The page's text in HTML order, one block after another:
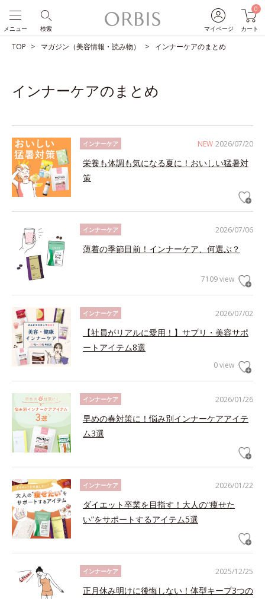
マイページ
0
カート
検索
メニュー
TOP マガジン（美容情報・読み物） インナーケアのまとめ
インナーケアのまとめ
NEW 2026/07/20
インナーケア
栄養も体調も気になる夏に！おいしい猛暑対
策
2026/07/06
インナーケア
薄着の季節目前！インナーケア、何選ぶ？
7109 view
2026/07/02
インナーケア
【社員がリアルに愛用！】サプリ・美容サポ
ートアイテム8選
0 view
2026/01/26
インナーケア
早めの春対策に！悩み別インナーケアアイテ
ム3選
2026/01/22
インナーケア
ダイエット卒業を目指す！大人の“痩せた
い”をサポートするアイテム5選
2025/12/25
インナーケア
正月休み明けに後悔しない！体型キープ3つの